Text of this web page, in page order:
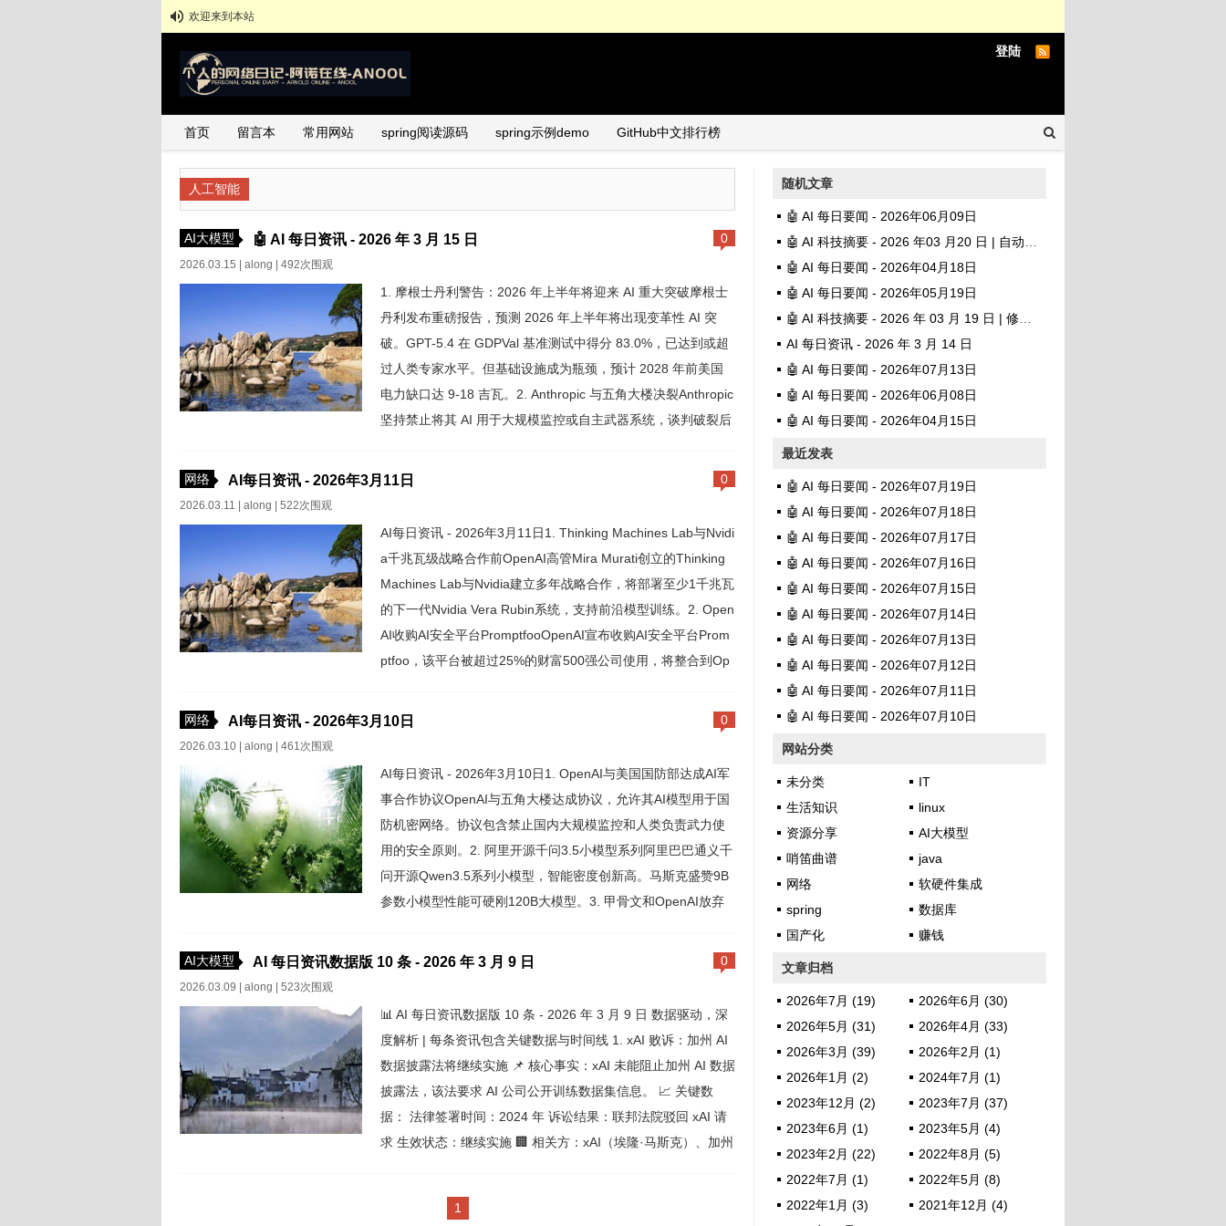
欢迎来到本站
登陆
首页 留言本 常用网站 spring阅读源码 spring示例demo GitHub中文排行榜
人工智能
AI大模型 0
🤖 AI 每日资讯 - 2026 年 3 月 15 日
2026.03.15 | along | 492次围观
1. 摩根士丹利警告：2026 年上半年将迎来 AI 重大突破摩根士
丹利发布重磅报告，预测 2026 年上半年将出现变革性 AI 突
破。GPT-5.4 在 GDPVal 基准测试中得分 83.0%，已达到或超
过人类专家水平。但基础设施成为瓶颈，预计 2028 年前美国
电力缺口达 9-18 吉瓦。2. Anthropic 与五角大楼决裂Anthropic
坚持禁止将其 AI 用于大规模监控或自主武器系统，谈判破裂后
网络 0
AI每日资讯 - 2026年3月11日
2026.03.11 | along | 522次围观
AI每日资讯 - 2026年3月11日1. Thinking Machines Lab与Nvidi
a千兆瓦级战略合作前OpenAI高管Mira Murati创立的Thinking
Machines Lab与Nvidia建立多年战略合作，将部署至少1千兆瓦
的下一代Nvidia Vera Rubin系统，支持前沿模型训练。2. Open
AI收购AI安全平台PromptfooOpenAI宣布收购AI安全平台Prom
ptfoo，该平台被超过25%的财富500强公司使用，将整合到Op
网络 0
AI每日资讯 - 2026年3月10日
2026.03.10 | along | 461次围观
AI每日资讯 - 2026年3月10日1. OpenAI与美国国防部达成AI军
事合作协议OpenAI与五角大楼达成协议，允许其AI模型用于国
防机密网络。协议包含禁止国内大规模监控和人类负责武力使
用的安全原则。2. 阿里开源千问3.5小模型系列阿里巴巴通义千
问开源Qwen3.5系列小模型，智能密度创新高。马斯克盛赞9B
参数小模型性能可硬刚120B大模型。3. 甲骨文和OpenAI放弃
划投资高达5000亿美元的星际之门项目扩建...
AI大模型 0
AI 每日资讯数据版 10 条 - 2026 年 3 月 9 日
2026.03.09 | along | 523次围观
📊 AI 每日资讯数据版 10 条 - 2026 年 3 月 9 日 数据驱动，深
度解析 | 每条资讯包含关键数据与时间线 1. xAI 败诉：加州 AI
数据披露法将继续实施 📌 核心事实：xAI 未能阻止加州 AI 数据
披露法，该法要求 AI 公司公开训练数据集信息。 📈 关键数
据： 法律签署时间：2024 年 诉讼结果：联邦法院驳回 xAI 请
求 生效状态：继续实施 🏢 相关方：xAI（埃隆·马斯克）、加州
1
随机文章
🤖 AI 每日要闻 - 2026年06月09日
🤖 AI 科技摘要 - 2026 年03 月20 日 | 自动发布
🤖 AI 每日要闻 - 2026年04月18日
🤖 AI 每日要闻 - 2026年05月19日
🤖 AI 科技摘要 - 2026 年 03 月 19 日 | 修复版
AI 每日资讯 - 2026 年 3 月 14 日
🤖 AI 每日要闻 - 2026年07月13日
🤖 AI 每日要闻 - 2026年06月08日
🤖 AI 每日要闻 - 2026年04月15日
最近发表
🤖 AI 每日要闻 - 2026年07月19日
🤖 AI 每日要闻 - 2026年07月18日
🤖 AI 每日要闻 - 2026年07月17日
🤖 AI 每日要闻 - 2026年07月16日
🤖 AI 每日要闻 - 2026年07月15日
🤖 AI 每日要闻 - 2026年07月14日
🤖 AI 每日要闻 - 2026年07月13日
🤖 AI 每日要闻 - 2026年07月12日
🤖 AI 每日要闻 - 2026年07月11日
🤖 AI 每日要闻 - 2026年07月10日
网站分类
未分类
IT
生活知识
linux
资源分享
AI大模型
哨笛曲谱
java
网络
软硬件集成
spring
数据库
国产化
赚钱
文章归档
2026年7月 (19)
2026年6月 (30)
2026年5月 (31)
2026年4月 (33)
2026年3月 (39)
2026年2月 (1)
2026年1月 (2)
2024年7月 (1)
2023年12月 (2)
2023年7月 (37)
2023年6月 (1)
2023年5月 (4)
2023年2月 (22)
2022年8月 (5)
2022年7月 (1)
2022年5月 (8)
2022年1月 (3)
2021年12月 (4)